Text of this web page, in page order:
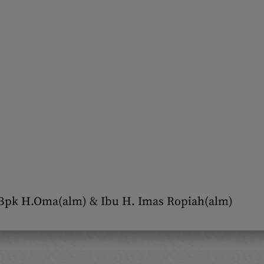
H.Oma(alm) & Ibu H. Imas Ropiah(alm)